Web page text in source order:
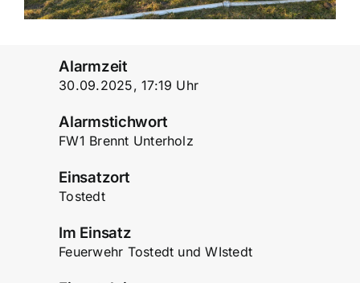
Alarmzeit
30.09.2025, 17:19 Uhr
Alarmstichwort
FW1 Brennt Unterholz
Einsatzort
Tostedt
Im Einsatz
Feuerwehr Tostedt und WIstedt